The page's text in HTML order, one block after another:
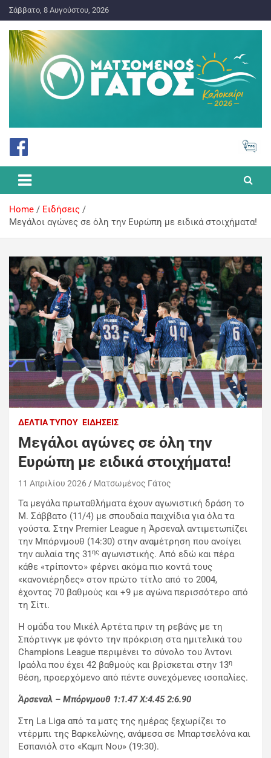
Σάββατο, 8 Αυγούστου, 2026
Ματσωμένος Γάτος – Όλα για
το Στοίχημα
Home
Ειδήσεις
Μεγάλοι αγώνες σε όλη την Ευρώπη με ειδικά στοιχήματα!
ΔΕΛΤΊΑ ΤΎΠΟΥ ΕΙΔΉΣΕΙΣ
Μεγάλοι αγώνες σε όλη την
Ευρώπη με ειδικά στοιχήματα!
11 Απριλίου 2026 Ματσωμένος Γάτος
Τα μεγάλα πρωταθλήματα έχουν αγωνιστική δράση το
Μ. Σάββατο (11/4) με σπουδαία παιχνίδια για όλα τα
γούστα. Στην Premier League η Άρσεναλ αντιμετωπίζει
την Μπόρνμουθ (14:30) στην αναμέτρηση που ανοίγει
την αυλαία της 31 ης αγωνιστικής. Από εδώ και πέρα
κάθε «τρίποντο» φέρνει ακόμα πιο κοντά τους
«κανονιέρηδες» στον πρώτο τίτλο από το 2004,
έχοντας 70 βαθμούς και +9 με αγώνα περισσότερο από
τη Σίτι.
Η ομάδα του Μικέλ Αρτέτα πριν τη ρεβάνς με τη
Σπόρτινγκ με φόντο την πρόκριση στα ημιτελικά του
Champions League περιμένει το σύνολο του Άντονι
Ιραόλα που έχει 42 βαθμούς και βρίσκεται στην 13η
θέση, προερχόμενο από πέντε συνεχόμενες ισοπαλίες.
Άρσεναλ – Μπόρνμουθ 1:1.47X:4.45 2:6.90
Στη La Liga από τα ματς της ημέρας ξεχωρίζει το
ντέρμπι της Βαρκελώνης, ανάμεσα σε Μπαρτσελόνα και
Εσπανιόλ στο «Καμπ Νου» (19:30).